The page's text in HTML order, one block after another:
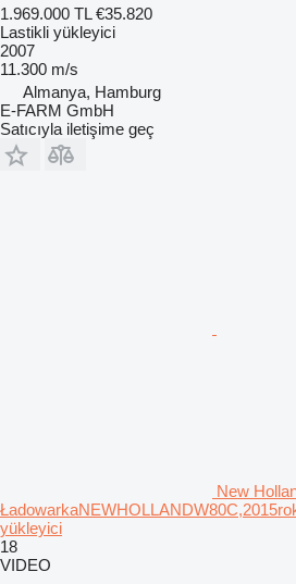
1.969.000 TL €35.820
Lastikli yükleyici
2007
11.300 m/s
Almanya, Hamburg
E-FARM GmbH
Satıcıyla iletişime geç
New
yükleyici
18
VIDEO